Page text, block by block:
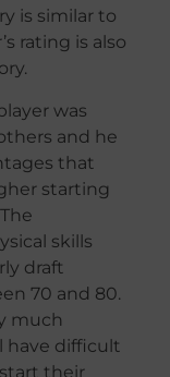
is similar to
rating is also
was
and he
that
starting
skills
draft
70 and 80.
much
have difficult
start their